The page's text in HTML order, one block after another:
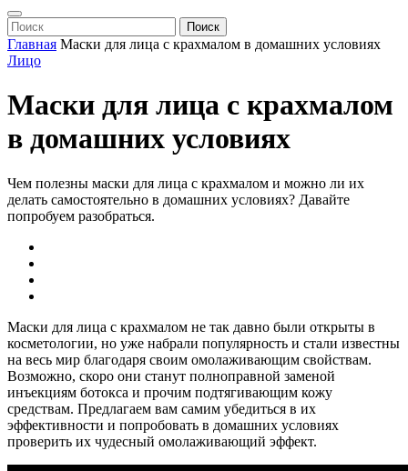
Поиск
Главная Маски для лица с крахмалом в домашних условиях
Лицо
Маски для лица с крахмалом
в домашних условиях
Чем полезны маски для лица с крахмалом и можно ли их
делать самостоятельно в домашних условиях? Давайте
попробуем разобраться.
Маски для лица с крахмалом не так давно были открыты в
косметологии, но уже набрали популярность и стали известны
на весь мир благодаря своим омолаживающим свойствам.
Возможно, скоро они станут полноправной заменой
инъекциям ботокса и прочим подтягивающим кожу
средствам. Предлагаем вам самим убедиться в их
эффективности и попробовать в домашних условиях
проверить их чудесный омолаживающий эффект.